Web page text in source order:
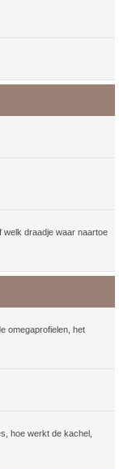
welk draadje waar naartoe
omegaprofielen, het
hoe werkt de kachel,